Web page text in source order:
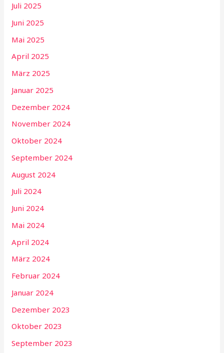
Juli 2025
Juni 2025
Mai 2025
April 2025
März 2025
Januar 2025
Dezember 2024
November 2024
Oktober 2024
September 2024
August 2024
Juli 2024
Juni 2024
Mai 2024
April 2024
März 2024
Februar 2024
Januar 2024
Dezember 2023
Oktober 2023
September 2023